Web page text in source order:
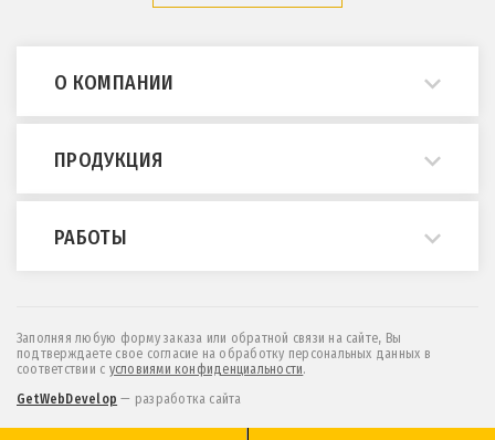
О КОМПАНИИ
О нас
Примеры работ
Опросные листы
ГОСТы и нормативы
Контакты
Новости
ПРОДУКЦИЯ
Мостовые краны
Кран-балки
Козловые и полукозловые краны
Эстакады и монорельсы
РАБОТЫ
Проектирование
Обследование
Заполняя любую форму заказа или обратной связи на сайте, Вы
подтверждаете свое согласие на обработку персональных данных в
соответствии c условиями конфиденциальности.
GetWebDevelop — разработка сайта